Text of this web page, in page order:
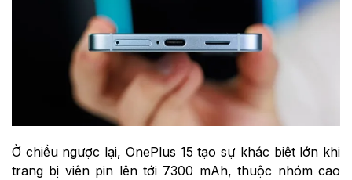
Ở chiều ngược lại, OnePlus 15 tạo sự khác biệt lớn khi
trang bị viên pin lên tới 7300 mAh, thuộc nhóm cao